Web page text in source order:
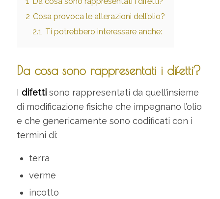
2 Cosa provoca le alterazioni dell’olio?
2.1 Ti potrebbero interessare anche:
Da cosa sono rappresentati i difetti?
I difettisono rappresentati da quell’insieme
di modificazione fisiche che impegnano l’olio
e che genericamente sono codificati con i
termini di:
terra
verme
incotto